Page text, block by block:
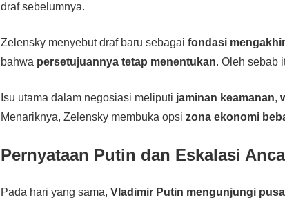
draf sebelumnya.
Zelensky menyebut draf baru sebagaifondasi
bahwa persetujuannya tetap menentukan. Oleh sebab
Isu utama dalam negosiasi meliputi jaminan keamanan,
Menariknya, Zelensky membuka opsizona ekonomi
Pernyataan Putin dan Eskalasi
Pada hari yang sama,Vladimir Putin mengunjungi